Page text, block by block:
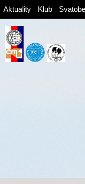
Aktuality Klub